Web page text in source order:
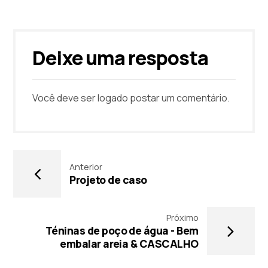
Deixe uma resposta
Você deve serlogado postar um comentário.
Anterior
Projeto de caso
Próximo
Téninas de poço de água - Bem
embalar areia & CASCALHO